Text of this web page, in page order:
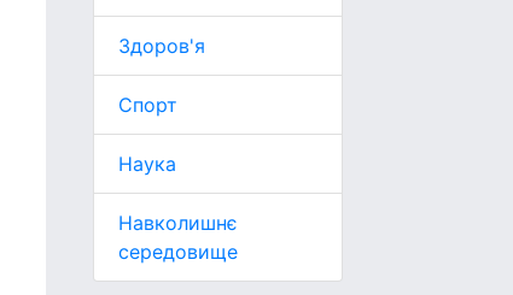
Здоров'я
Спорт
Наука
Навколишнє
середовище